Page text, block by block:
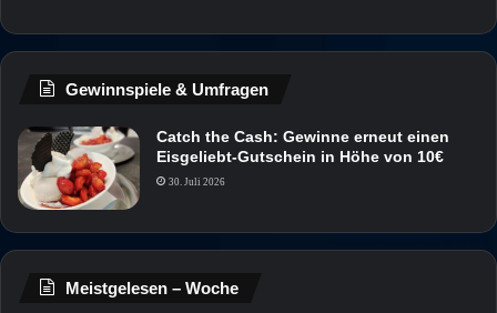
Gewinnspiele & Umfragen
Catch the Cash: Gewinne erneut einen
Eisgeliebt-Gutschein in Höhe von 10€
30. Juli 2026
Meistgelesen – Woche